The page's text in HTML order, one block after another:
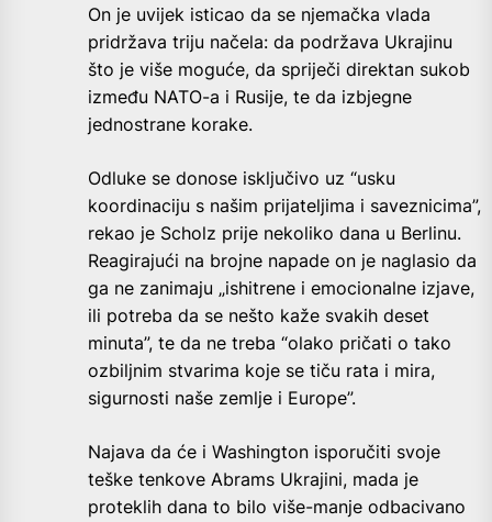
On je uvijek isticao da se njemačka vlada
pridržava triju načela: da podržava Ukrajinu
što je više moguće, da spriječi direktan sukob
između NATO-a i Rusije, te da izbjegne
jednostrane korake.
Odluke se donose isključivo uz “usku
koordinaciju s našim prijateljima i saveznicima”,
rekao je Scholz prije nekoliko dana u Berlinu.
Reagirajući na brojne napade on je naglasio da
ga ne zanimaju „ishitrene i emocionalne izjave,
ili potreba da se nešto kaže svakih deset
minuta”, te da ne treba “olako pričati o tako
ozbiljnim stvarima koje se tiču ​​rata i mira,
sigurnosti naše zemlje i Europe”.
Najava da će i Washington isporučiti svoje
teške tenkove Abrams Ukrajini, mada je
proteklih dana to bilo više-manje odbacivano